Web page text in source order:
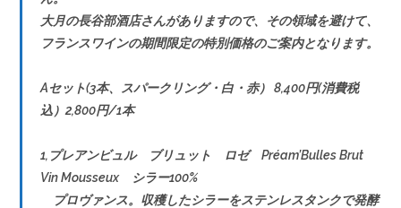
大月の長谷部酒店さんがありますので、その領域を避けて、
フランスワインの期間限定の特別価格のご案内となります。
Aセット(3本、スパークリング・白・赤） 8,400円(消費税
込）2,800円/1本
1,プレアンビュル ブリュット ロゼ Préam’Bulles Brut
Vin Mousseux シラー100%
プロヴァンス。収穫したシラーをステンレスタンクで発酵